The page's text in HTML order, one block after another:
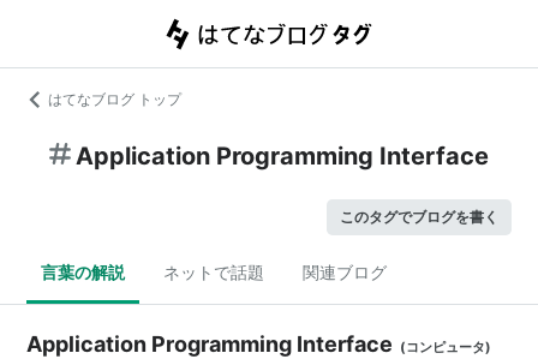
はてなブログ トップ
Application Programming Interface
このタグでブログを書く
言葉の解説 ネットで話題 関連ブログ
Application Programming Interface (コンピュータ)